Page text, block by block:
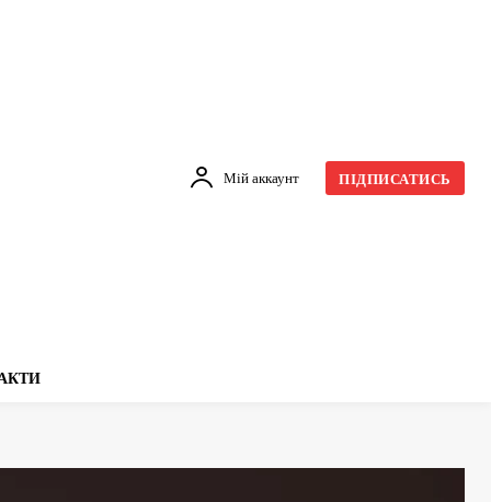
Мій аккаунт ПІДПИСАТИСЬ